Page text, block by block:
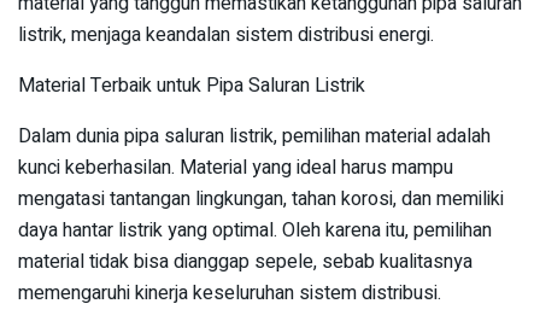
listrik, menjaga keandalan sistem distribusi energi.
Material Terbaik untuk Pipa Saluran Listrik
Dalam dunia pipa saluran listrik, pemilihan material adalah
kunci keberhasilan. Material yang ideal harus mampu
mengatasi tantangan lingkungan, tahan korosi, dan memiliki
daya hantar listrik yang optimal. Oleh karena itu, pemilihan
material tidak bisa dianggap sepele, sebab kualitasnya
memengaruhi kinerja keseluruhan sistem distribusi.